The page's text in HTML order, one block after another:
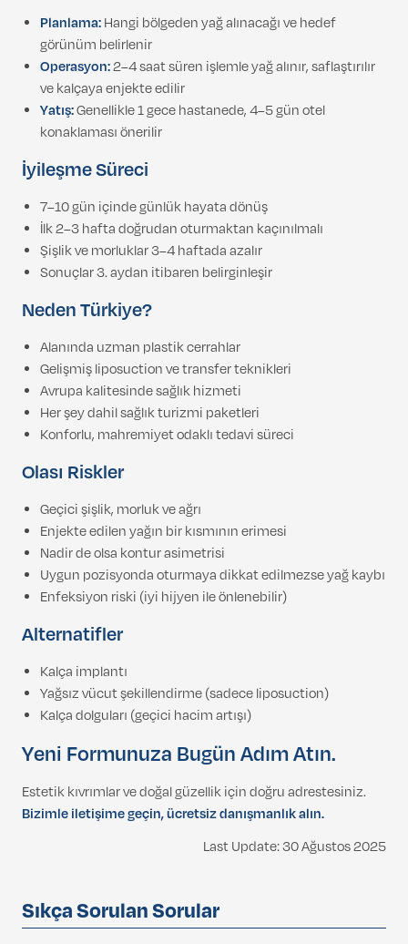
Planlama:Hangi bölgeden yağ alınacağı ve hedef
görünüm belirlenir
Operasyon:2–4 saat süren işlemle yağ alınır, saflaştırılır
ve kalçaya enjekte edilir
Yatış:Genellikle 1 gece hastanede, 4–5 gün otel
konaklaması önerilir
İyileşme Süreci
7–10 gün içinde günlük hayata dönüş
İlk 2–3 hafta doğrudan oturmaktan kaçınılmalı
Şişlik ve morluklar 3–4 haftada azalır
Sonuçlar 3. aydan itibaren belirginleşir
Neden Türkiye?
Alanında uzman plastik cerrahlar
Gelişmiş liposuction ve transfer teknikleri
Avrupa kalitesinde sağlık hizmeti
Her şey dahil sağlık turizmi paketleri
Konforlu, mahremiyet odaklı tedavi süreci
Olası Riskler
Geçici şişlik, morluk ve ağrı
Enjekte edilen yağın bir kısmının erimesi
Nadir de olsa kontur asimetrisi
Uygun pozisyonda oturmaya dikkat edilmezse yağ kaybı
Enfeksiyon riski (iyi hijyen ile önlenebilir)
Alternatifler
Kalça implantı
Yağsız vücut şekillendirme (sadece liposuction)
Kalça dolguları (geçici hacim artışı)
Yeni Formunuza Bugün Adım Atın.
Estetik kıvrımlar ve doğal güzellik için doğru adrestesiniz.
Bizimle iletişime geçin, ücretsiz danışmanlık alın.
Last Update: 30 Ağustos 2025
Sıkça Sorulan Sorular